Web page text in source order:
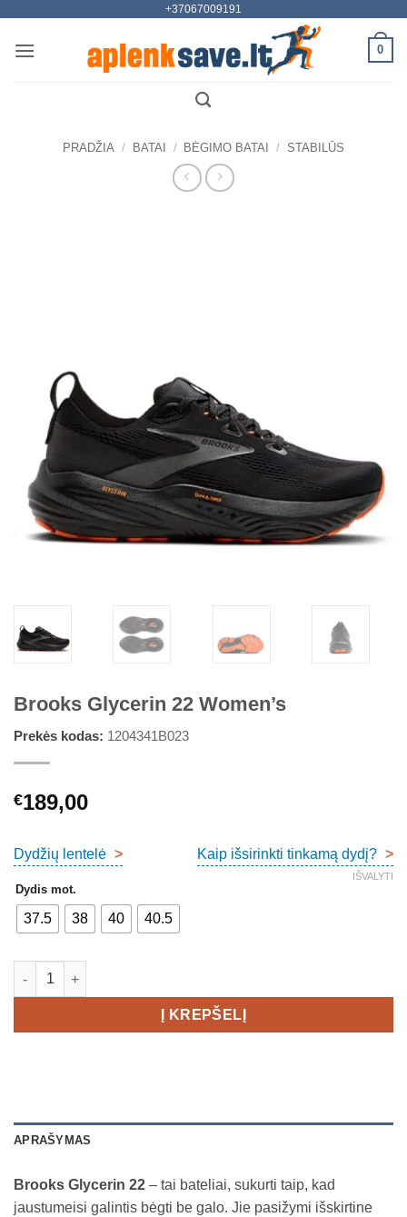
content
+37067009191
0
PRADŽIA / BATAI / BĖGIMO BATAI / STABILŪS
Brooks Glycerin 22 Women’s
Prekės kodas: 1204341B023
€189,00
Dydžių lentelė > Kaip išsirinkti tinkamą dydį? >
Dydis mot.
37.5 38 40 40.5
IŠVALYTI
produkto kiekis: Brooks Glycerin 22 Women's
Į KREPŠELĮ
APRAŠYMAS
Brooks Glycerin 22 – tai bateliai, sukurti taip, kad
jaustumeisi galintis bėgti be galo. Jie pasižymi išskirtine